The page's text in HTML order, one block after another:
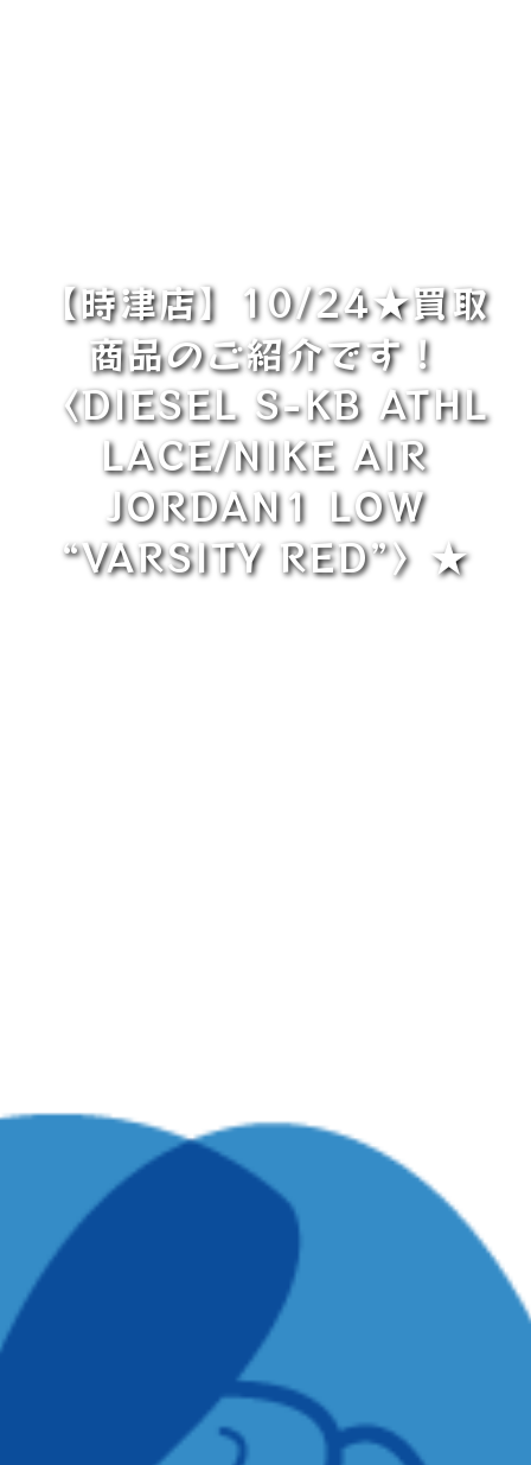
【時津店】10/24★買取
商品のご紹介です！
〈DIESEL S-KB ATHL
LACE/NIKE AIR
JORDAN1 LOW
“VARSITY RED”〉★